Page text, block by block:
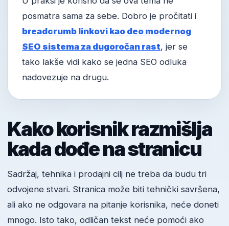
posmatra sama za sebe. Dobro je pročitati i
breadcrumb linkovi kao deo modernog
SEO sistema za dugoročan rast, jer se
tako lakše vidi kako se jedna SEO odluka
nadovezuje na drugu.
Kako korisnik razmišlja
kada dođe na stranicu
Sadržaj, tehnika i prodajni cilj ne treba da budu tri
odvojene stvari. Stranica može biti tehnički savršena,
ali ako ne odgovara na pitanje korisnika, neće doneti
mnogo. Isto tako, odličan tekst neće pomoći ako